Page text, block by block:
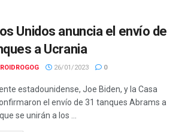
Unidos anuncia el envío de
a Ucrania
26/01/2023 0
estadounidense, Joe Biden, y la Casa
el envío de 31 tanques Abrams a
se unirán a los ...